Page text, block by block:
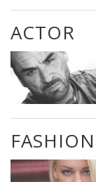
ACTOR
FASHION